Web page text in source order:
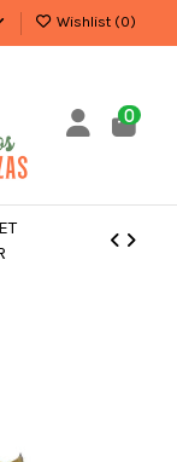
Wishlist (0)
0